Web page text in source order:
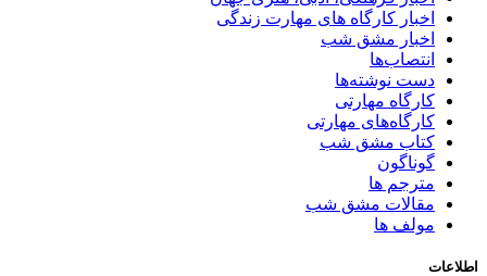
اخبار کارگاه های مهارت زندگی
اخبار مشق شب
انتصاب‌ها
دست نوشته‌ها
کارگاه مهارتی
کارگاه‌های مهارتی
کتاب مشق شب
گوناگون
مترجم ها
مقالات مشق شب
مولف ها
اطلاعات